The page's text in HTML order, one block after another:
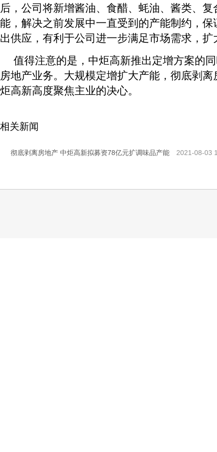
后，公司将新增酱油、食醋、蚝油、酱类、
能，解决之前发展中一直受到的产能制约，
出供应，有利于公司进一步满足市场需求，
值得注意的是，中炬高新推出定增方案的
房地产业务。大规模定增扩大产能，彻底剥
炬高新高度聚焦主业的决心。
相关新闻
彻底剥离房地产 中炬高新拟募资78亿元扩调味品产能 2021-08-03